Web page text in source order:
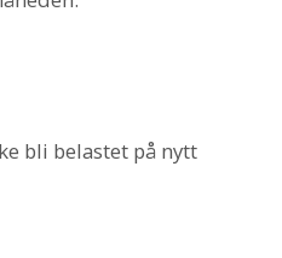
bli belastet på nytt